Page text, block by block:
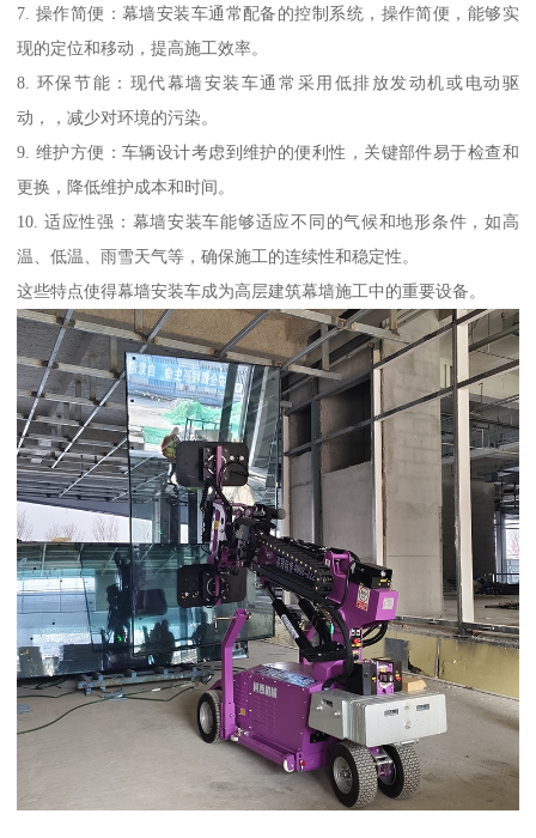
7. 操作简便：幕墙安装车通常配备的控制系统，操作简便，能够实
现的定位和移动，提高施工效率。
8. 环保节能：现代幕墙安装车通常采用低排放发动机或电动驱
动，，减少对环境的污染。
9. 维护方便：车辆设计考虑到维护的便利性，关键部件易于检查和
更换，降低维护成本和时间。
10. 适应性强：幕墙安装车能够适应不同的气候和地形条件，如高
温、低温、雨雪天气等，确保施工的连续性和稳定性。
这些特点使得幕墙安装车成为高层建筑幕墙施工中的重要设备。